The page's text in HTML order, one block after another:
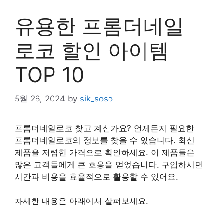
유용한 프롬더네일
로코 할인 아이템
TOP 10
5월 26, 2024 by sik_soso
프롬더네일로코 찾고 계신가요? 언제든지 필요한
프롬더네일로코의 정보를 찾을 수 있습니다. 최신
제품을 저렴한 가격으로 확인하세요. 이 제품들은
많은 고객들에게 큰 호응을 얻었습니다. 구입하시면
시간과 비용을 효율적으로 활용할 수 있어요.
자세한 내용은 아래에서 살펴보세요.